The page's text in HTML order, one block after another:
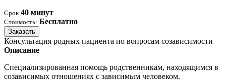
Срок 40 минут
Стоимость: Бесплатно
Заказать
Консультация родных пациента по вопросам созависимости
Описание
Специализированная помощь родственникам, находящимся в
созависимых отношениях с зависимым человеком.